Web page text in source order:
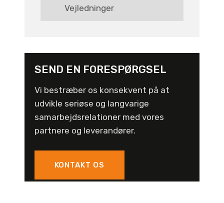
Vejledninger
SEND EN FORESPØRGSEL
Vi bestræber os konsekvent på at
udvikle seriøse og langvarige
samarbejdsrelationer med vores
partnere og leverandører.
KONTAKT OS